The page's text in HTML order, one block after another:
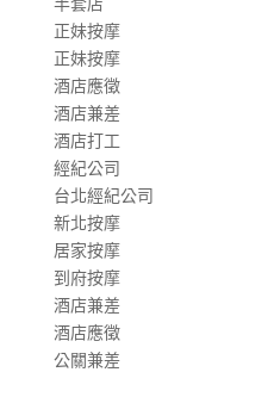
正妹按摩
正妹按摩
酒店應徵
酒店兼差
酒店打工
經紀公司
台北經紀公司
新北按摩
居家按摩
到府按摩
酒店兼差
酒店應徵
公關兼差